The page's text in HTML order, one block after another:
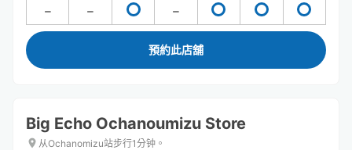
預約此店舖
Big Echo Ochanoumizu Store
从Ochanomizu站步行1分钟。